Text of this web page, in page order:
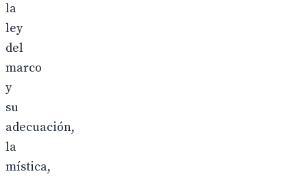
la
ley
del
marco
y
su
adecuación,
la
mística,